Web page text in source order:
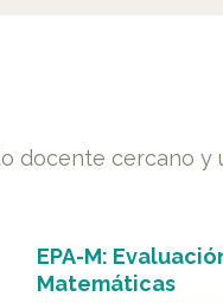
docente cercano
EPA-M:
Matemáticas